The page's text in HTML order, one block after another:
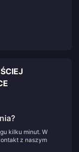
kilku minut. W
z naszym